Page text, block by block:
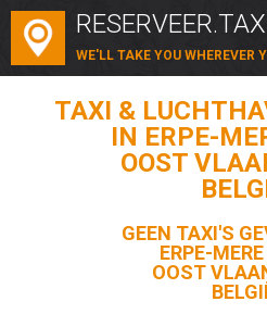
WE'LL TAKE YOU WHEREVER
TAXI &
IN ERPE-
OOST
GEEN TAXI'S
ERPE-
OOST